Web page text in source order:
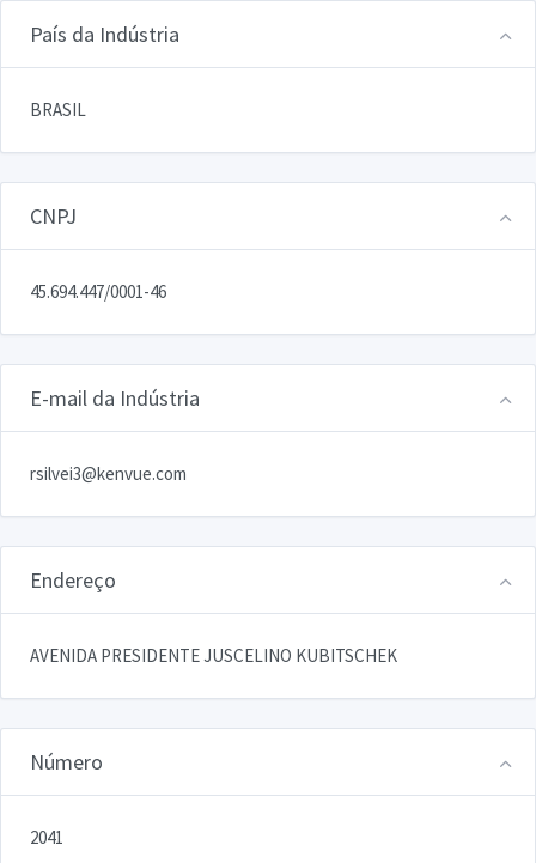
País da Indústria
BRASIL
CNPJ
45.694.447/0001-46
E-mail da Indústria
rsilvei3@kenvue.com
Endereço
AVENIDA PRESIDENTE JUSCELINO KUBITSCHEK
Número
2041